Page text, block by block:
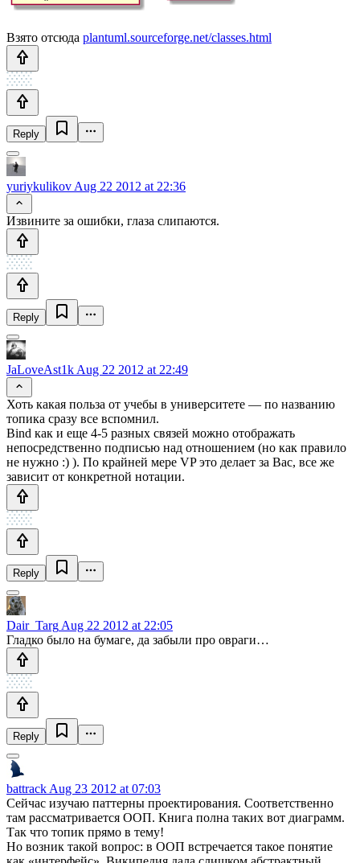
Взято отсюда plantuml.sourceforge.net/classes.html
Reply
yuriykulikov Aug 22 2012 at 22:36
Извините за ошибки, глаза слипаются.
Reply
JaLoveAst1k Aug 22 2012 at 22:49
Хоть какая польза от учебы в университете — по названию
топика сразу все вспомнил.
Bind как и еще 4-5 разных связей можно отображать
непосредственно подписью над отношением (но как правило
не нужно :) ). По крайней мере VP это делает за Вас, все же
зависит от конкретной нотации.
Reply
Dair_Targ Aug 22 2012 at 22:05
Гладко было на бумаге, да забыли про овраги…
Reply
battrack Aug 23 2012 at 07:03
Сейчас изучаю паттерны проектирования. Соответственно
там рассматривается ООП. Книга полна таких вот диаграмм.
Так что топик прямо в тему!
Но возник такой вопрос: в ООП встречается такое понятие